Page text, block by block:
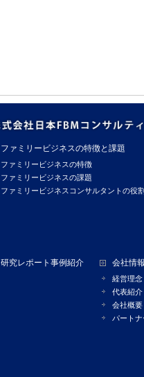
ファミリービジネスの特徴と課題
ファミリービジネスの特徴
ファミリービジネスの課題
ファミリービジネスコンサルタントの役
研究レポート事例紹介 会社情報
経営理念
代表紹介
会社概要
パート